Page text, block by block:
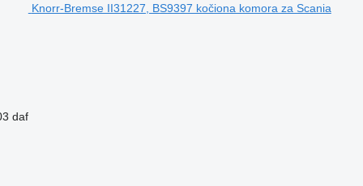
Knorr-Bremse II31227, BS9397 kočiona komora za Scania
daf